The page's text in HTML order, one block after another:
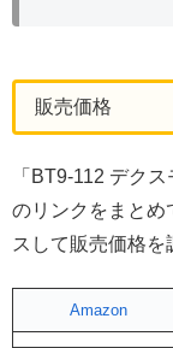
販売価格
「BT9-112 デク
のリンクをまとめ
スして販売価格を
Amazon